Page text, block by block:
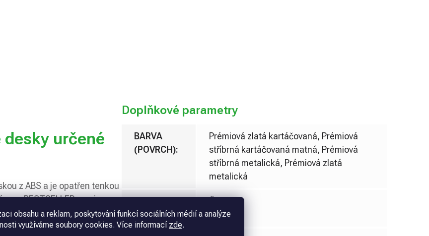
obsahu a reklam, poskytování funkcí sociálních médií a analýze
využíváme soubory cookies. Více informací zde.
určené
z ABS a je opatřen tenkou
o BESTSELLER mezi
barevných kombinacích a v
štítků a další průmyslové
Doplňkové parametry
BARVA
(POVRCH):
Prémiová zlatá kartáčovaná, Prémiová
stříbrná kartáčovaná matná, Prémiová
stříbrná metalická, Prémiová zlatá
metalická
(PODKLAD):